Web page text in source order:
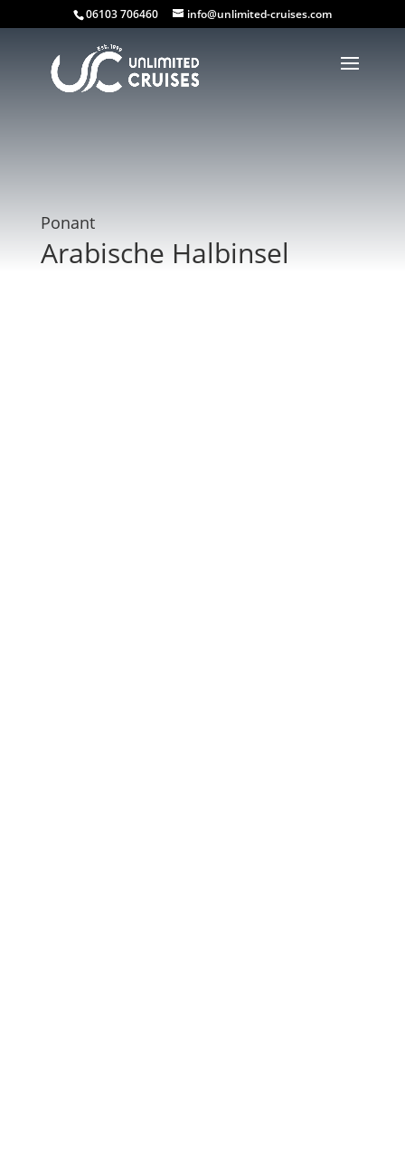
06103 706460 info@unlimited-cruises.com
Ponant
Arabische Halbinsel